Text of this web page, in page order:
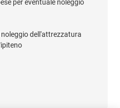
per eventuale noleggio
dell'attrezzatura